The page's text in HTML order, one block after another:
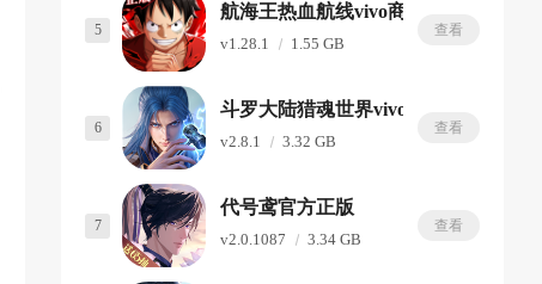
5 查看
航海王热血航线vivo商店版
v1.28.1 1.55 GB
6 查看
斗罗大陆猎魂世界vivo渠道服
v2.8.1 3.32 GB
7 查看
代号鸢官方正版
v2.0.1087 3.34 GB